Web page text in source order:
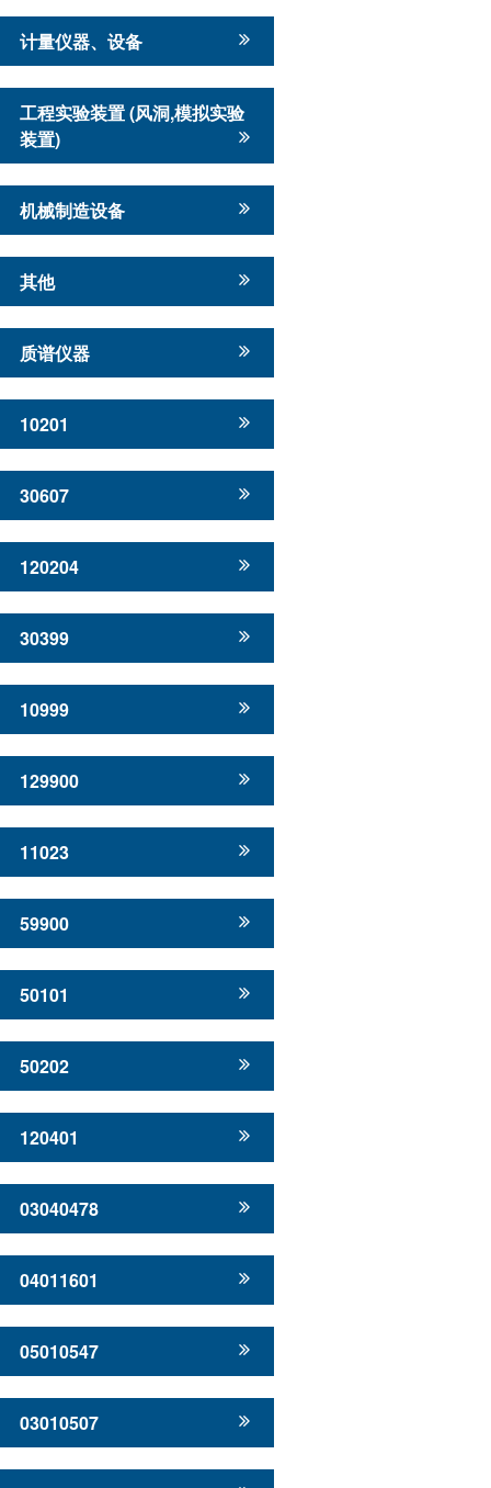
计量仪器、设备
工程实验装置 (风洞,模拟实验
装置)
机械制造设备
其他
质谱仪器
10201
30607
120204
30399
10999
129900
11023
59900
50101
50202
120401
03040478
04011601
05010547
03010507